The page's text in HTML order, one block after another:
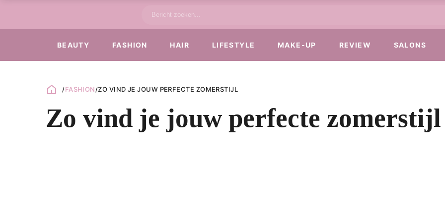
BEAUTY FASHION HAIR LIFESTYLE MAKE-UP REVIEW SALONS
/FASHION/ZO VIND JE JOUW PERFECTE ZOMERSTIJL
Zo vind je jouw perfecte zomerstijl